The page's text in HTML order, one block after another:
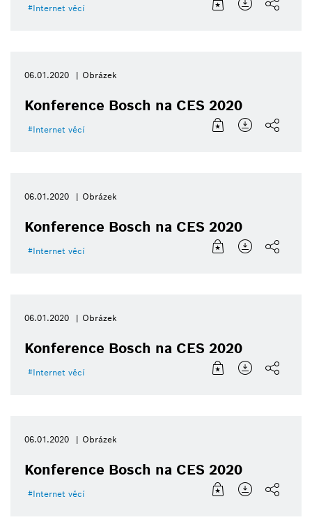
Internet věcí
06.01.2020 Obrázek
Konference Bosch na CES 2020
Internet věcí
06.01.2020 Obrázek
Konference Bosch na CES 2020
Internet věcí
06.01.2020 Obrázek
Konference Bosch na CES 2020
Internet věcí
06.01.2020 Obrázek
Konference Bosch na CES 2020
Internet věcí